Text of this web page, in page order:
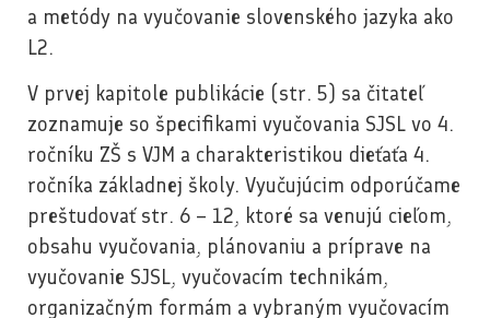
a metódy na vyučovanie slovenského jazyka ako
L2.
V prvej kapitole publikácie (str. 5) sa čitateľ
zoznamuje so špecifikami vyučovania SJSL vo 4.
ročníku ZŠ s VJM a charakteristikou dieťaťa 4.
ročníka základnej školy. Vyučujúcim odporúčame
preštudovať str. 6 – 12, ktoré sa venujú cieľom,
obsahu vyučovania, plánovaniu a príprave na
vyučovanie SJSL, vyučovacím technikám,
organizačným formám a vybraným vyučovacím